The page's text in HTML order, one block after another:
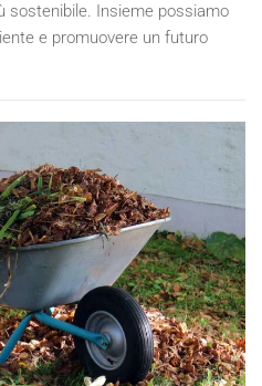
sostenibile. Insieme possiamo
e promuovere un futuro